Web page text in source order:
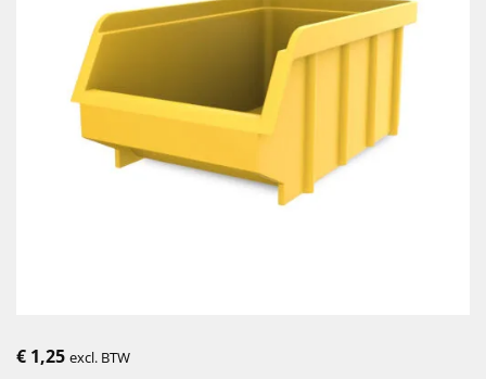
€ 1,25 excl. BTW